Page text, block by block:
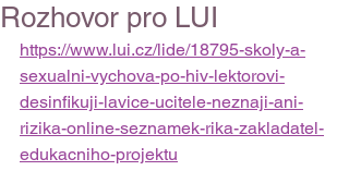
Rozhovor pro LUI
https://www.lui.cz/lide/18795-skoly-a-
sexualni-vychova-po-hiv-lektorovi-
desinfikuji-lavice-ucitele-neznaji-ani-
rizika-online-seznamek-rika-zakladatel-
edukacniho-projektu